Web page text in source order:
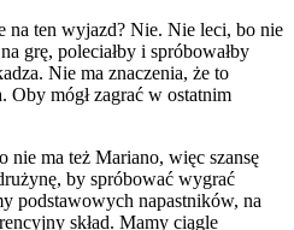
na ten wyjazd? Nie. Nie leci, bo nie
grę, poleciałby i spróbowałby
Nie ma znaczenia, że to
mógł zagrać w ostatnim
nie ma też Mariano, więc szansę
by spróbować wygrać
podstawowych napastników, na
skład. Mamy ciągle